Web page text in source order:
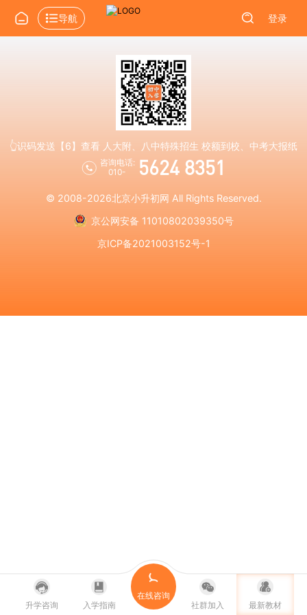
导航 登录
👆识码发送【6】查看 人大附、八中特殊招生 校额到校、中考大报纸
咨询电话:
010-
5624 8351
© 2008-2026北京小升初网 All Rights Reserved.
京公网安备 11010802039350号
京ICP备2021003152号-1
升学咨询 入学指南
在线咨询
社群加入
最新教材